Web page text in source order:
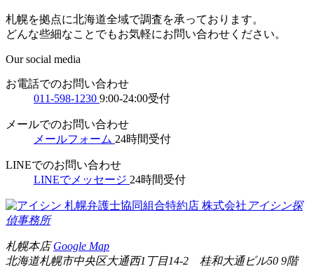
札幌を拠点に北海道全域で調査を承っております。
どんな些細なことでもお気軽にお問い合わせください。
Our social media
お電話でのお問い合わせ
011-598-1230 9:00-24:00受付
メールでのお問い合わせ
メールフォーム 24時間受付
LINEでのお問い合わせ
LINEでメッセージ 24時間受付
札幌弁護士協同組合特約店 株式会社 アイシン探
偵事務所
札幌本店Google Map
北海道札幌市中央区大通西1丁目14-2 桂和大通ビル50 9階